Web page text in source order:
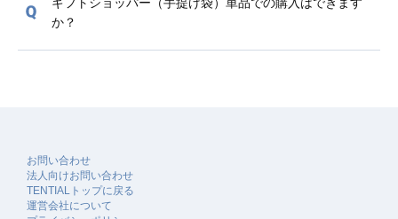
か？
お問い合わせ
法人向けお問い合わせ
TENTIALトップに戻る
運営会社について